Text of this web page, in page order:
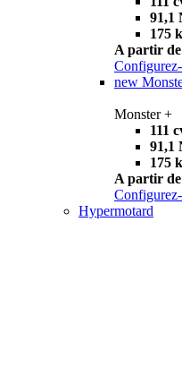
91,1
175
A partir de
new
Monster +
111
91,1
175
A partir de
Hypermotard